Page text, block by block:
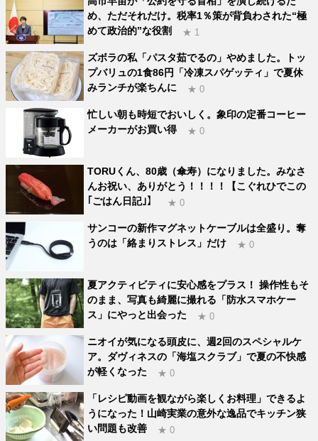
め、ただそれだけ。税率1％策が背負わされた“極
めて政治的”な役割
★ 1
ズボラの私「パスタ茹でるの」やめました。トッ
プバリュの1食86円「冷凍スパゲッティ」で夏休
みランチが楽ちんに
★ 0
忙しい朝も時短でおいしく。象印の定番コーヒー
メーカーがお買い得
★ 0
TORUくん、80歳（傘寿）になりました。みなさ
んお祝い、ありがとう！！！！【こぐれひでこの
｢ごはん日記｣】
★ 0
サンコーの新作マグネットケーブルは全盛り。奪
うのは「絡まりストレス」だけ
★ 0
夏アクティビティに安心感をプラス！ 操作性もそ
のまま、写真も綺麗に撮れる「防水スマホケー
ス」にやっと出会った
★ 0
ニオイが気になる頭皮に、週2回のスペシャルケ
ア。ダヴィネスの「海塩スクラブ」で夏の不快感
が軽くなった
★ 0
「レシピ動画を観ながら楽しくお料理」できるよ
うになった！山崎実業の意外な逸品でキッチン狭
い問題も改善
★ 0